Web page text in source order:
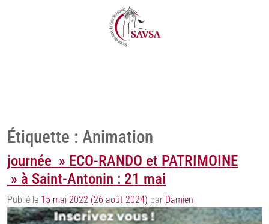
Étiquette : Animation
journée » ECO-RANDO et PATRIMOINE
» à Saint-Antonin : 21 mai
Publié le 15 mai 2022 (26 août 2024) par Damien